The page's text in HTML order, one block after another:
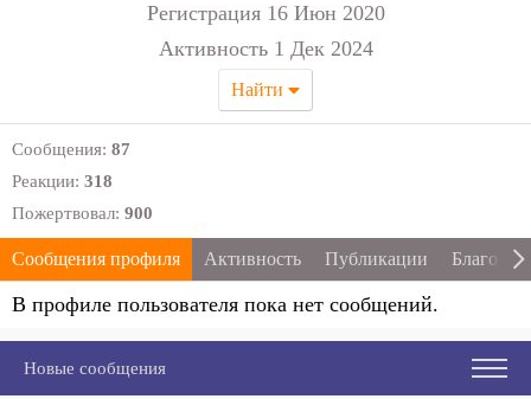
Найти
Регистрация 16 Июн 2020
Активность 1 Дек 2024
Сообщения: 87
Реакции: 318
Пожертвовал: 900
Сообщения профиля Активность Публикации
В профиле пользователя пока нет сообщений.
Новые сообщения